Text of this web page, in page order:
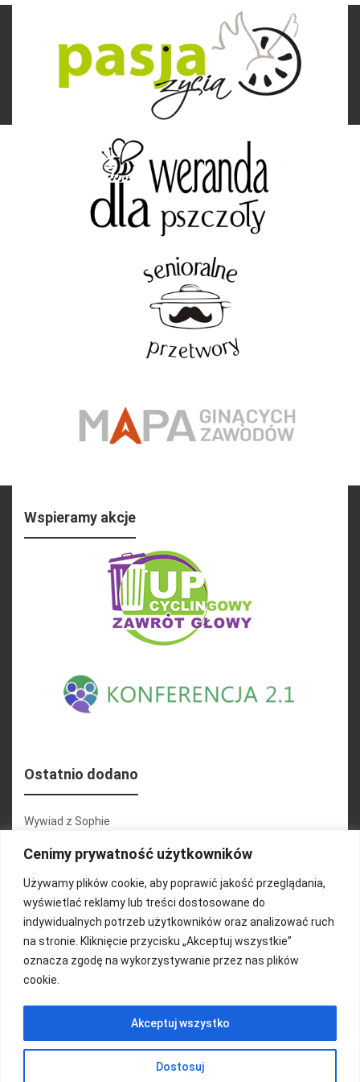
Cenimy prywatność użytkowników
Używamy plików cookie, aby poprawić jakość przeglądania,
wyświetlać reklamy lub treści dostosowane do
indywidualnych potrzeb użytkowników oraz analizować ruch
na stronie. Kliknięcie przycisku „Akceptuj wszystkie”
oznacza zgodę na wykorzystywanie przez nas plików
cookie.
Dostosuj
Akceptuj wszystko
Wspieramy akcje
Ostatnio dodano
Wywiad z Sophie
Konferencja 2.1
Martyna Wojciechowska
Relacja zdjęciowa 25.09.2024r (cz.2)
Wywiady z uczestnikami
FUNDACJA KOLOROWO